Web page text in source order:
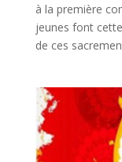
à la première
jeunes font
de ces